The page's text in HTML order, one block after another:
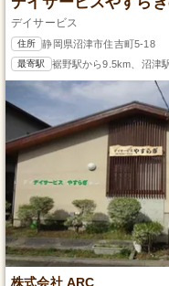
デイサービス
住所 静岡県沼津市住吉町5-18
最寄駅 裾野駅から9.5km、沼津
株式会社 ARC